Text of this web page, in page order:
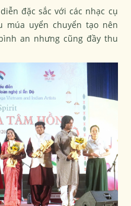
đặc sắc với các nhạc cụ
múa uyển chuyển tạo nên
an nhưng cũng đầy thu